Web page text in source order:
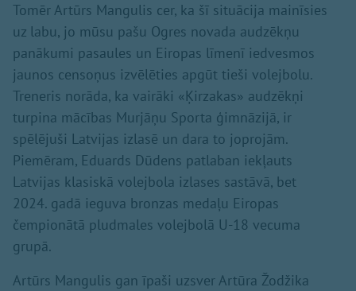
Tomēr Artūrs Mangulis cer, ka šī situācija mainīsies
uz labu, jo mūsu pašu Ogres novada audzēkņu
panākumi pasaules un Eiropas līmenī iedvesmos
jaunos censoņus izvēlēties apgūt tieši volejbolu.
Treneris norāda, ka vairāki «Ķirzakas» audzēkņi
turpina mācības Murjāņu Sporta ģimnāzijā, ir
spēlējuši Latvijas izlasē un dara to joprojām.
Piemēram, Eduards Dūdens patlaban iekļauts
Latvijas klasiskā volejbola izlases sastāvā, bet
2024. gadā ieguva bronzas medaļu Eiropas
čempionātā pludmales volejbolā U-18 vecuma
grupā.
Artūrs Mangulis gan īpaši uzsver Artūra Žodžika